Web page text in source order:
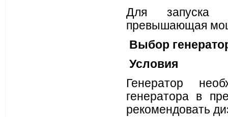
Для запуска
превышающая
Выбор
Условия
Генератор
генератора в
рекомендовать